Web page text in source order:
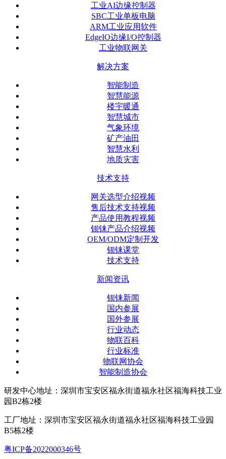
工业AI边缘控制器
SBC工业单板电脑
ARM工业应用软件
EdgeIO边缘I/O控制器
工业物联网关
解决方案
智能制造
智慧能源
楼宇暖通
智慧城市
气象环境
矿产油田
智慧水利
地质灾害
技术支持
网关选型介绍视频
售后技术支持视频
产品使用教程视频
钡铼产品介绍视频
OEM/ODM定制开发
钡铼课堂
技术支持
新闻资讯
钡铼新闻
国内参展
国外参展
行业动态
物联百科
行业标准
物联网协会
智能制造协会
研发中心地址：深圳市宝安区福永街道福永社区福海科技工业
园B2栋2楼
工厂地址：深圳市宝安区福永街道福永社区福海科技工业园
B5栋2楼
粤ICP备2022000346号